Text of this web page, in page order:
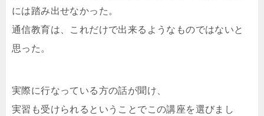
には踏み出せなかった。
通信教育は、これだけで出来るようなものではないと
思った。
実際に行なっている方の話が聞け、
実習も受けられるということでこの講座を選びまし